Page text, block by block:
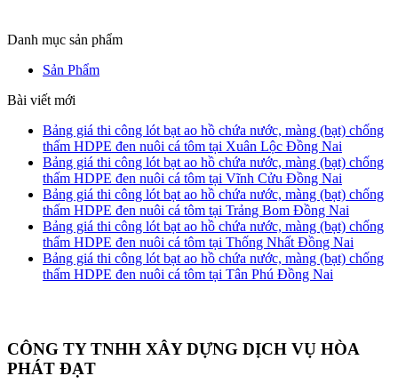
Danh mục sản phẩm
Sản Phẩm
Bài viết mới
Bảng giá thi công lót bạt ao hồ chứa nước, màng (bạt) chống
thấm HDPE đen nuôi cá tôm tại Xuân Lộc Đồng Nai
Bảng giá thi công lót bạt ao hồ chứa nước, màng (bạt) chống
thấm HDPE đen nuôi cá tôm tại Vĩnh Cửu Đồng Nai
Bảng giá thi công lót bạt ao hồ chứa nước, màng (bạt) chống
thấm HDPE đen nuôi cá tôm tại Trảng Bom Đồng Nai
Bảng giá thi công lót bạt ao hồ chứa nước, màng (bạt) chống
thấm HDPE đen nuôi cá tôm tại Thống Nhất Đồng Nai
Bảng giá thi công lót bạt ao hồ chứa nước, màng (bạt) chống
thấm HDPE đen nuôi cá tôm tại Tân Phú Đồng Nai
CÔNG TY TNHH XÂY DỰNG DỊCH VỤ HÒA
PHÁT ĐẠT